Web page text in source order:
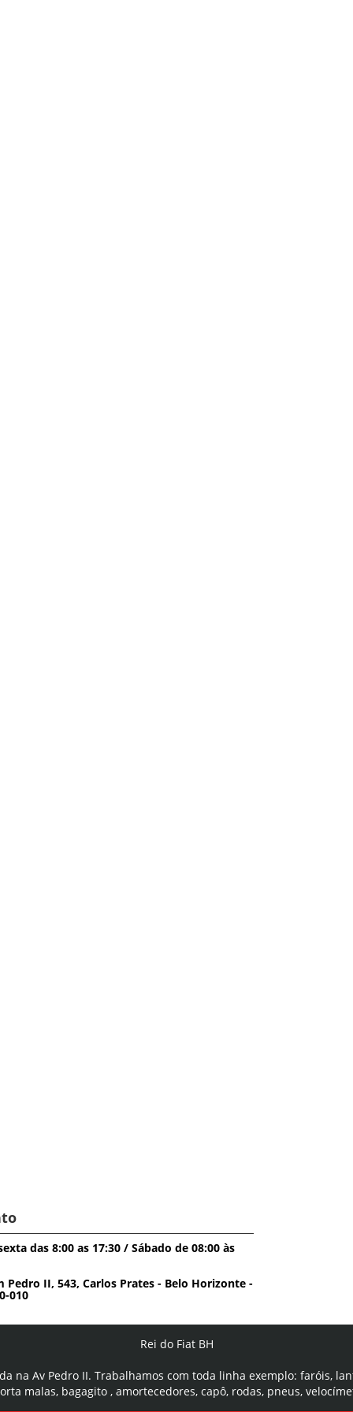
das 8:00 as 17:30 / Sábado de 08:00 às
Pedro II, 543, Carlos Prates - Belo Horizonte -
010
Rei do Fiat BH
na Av Pedro II. Trabalhamos com toda linha exemplo: faróis,
malas, bagagito , amortecedores, capô, rodas, pneus,